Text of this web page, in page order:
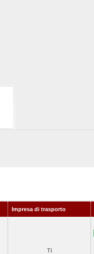
Impresa di trasporto
TI